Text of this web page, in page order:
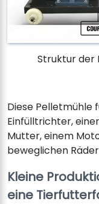
Struktur der
Diese
Einfülltrichter,
Mutter, einem
beweglichen
Kleine
eine